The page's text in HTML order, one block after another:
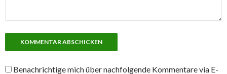
Benachrichtige mich über nachfolgende Kommentare via E-